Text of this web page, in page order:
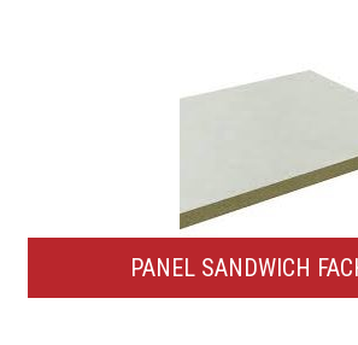
PANEL SANDWICH